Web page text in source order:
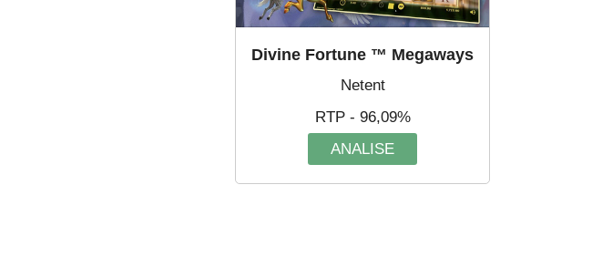
Divine Fortune ™ Megaways
Netent
RTP - 96,09%
ANALISE